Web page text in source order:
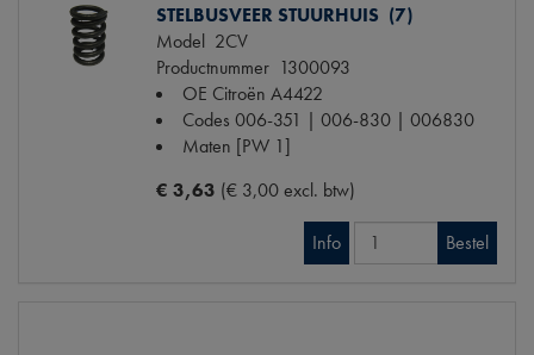
STELBUSVEER STUURHUIS (7)
Model 2CV
Productnummer 1300093
OE Citroën A4422
Codes 006-351 | 006-830 | 006830
Maten [PW 1]
€ 3,63 (€ 3,00 excl. btw)
Info Bestel